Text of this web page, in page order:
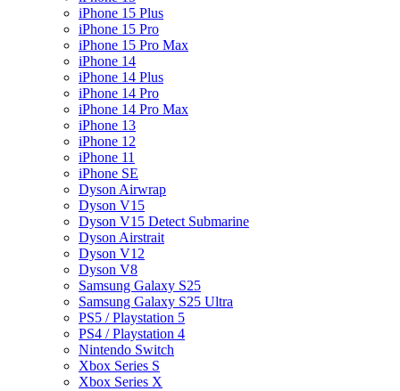
iPhone 15 Plus
iPhone 15 Pro
iPhone 15 Pro Max
iPhone 14
iPhone 14 Plus
iPhone 14 Pro
iPhone 14 Pro Max
iPhone 13
iPhone 12
iPhone 11
iPhone SE
Dyson Airwrap
Dyson V15
Dyson V15 Detect Submarine
Dyson Airstrait
Dyson V12
Dyson V8
Samsung Galaxy S25
Samsung Galaxy S25 Ultra
PS5 / Playstation 5
PS4 / Playstation 4
Nintendo Switch
Xbox Series S
Xbox Series X